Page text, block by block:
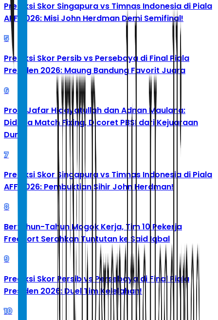
Prediksi Skor Singapura vs Timnas Indonesia di Piala
AFF 2026: Misi John Herdman Demi Semifinal!
5
Prediksi Skor Persib vs Persebaya di Final Piala
Presiden 2026: Maung Bandung Favorit Juara
6
Profil Jafar Hidayatullah dan Adnan Maulana:
Diduga Match Fixing, Dicoret PBSI dari Kejuaraan
Dunia
7
Prediksi Skor Singapura vs Timnas Indonesia di Piala
AFF 2026: Pembuktian Sihir John Herdman!
8
Bertahun-Tahun Mogok Kerja, Tim 10 Pekerja
Freeport Serahkan Tuntutan ke Said Iqbal
9
Prediksi Skor Persib vs Persebaya di Final Piala
Presiden 2026: Duel Tim Kelelahan!
10